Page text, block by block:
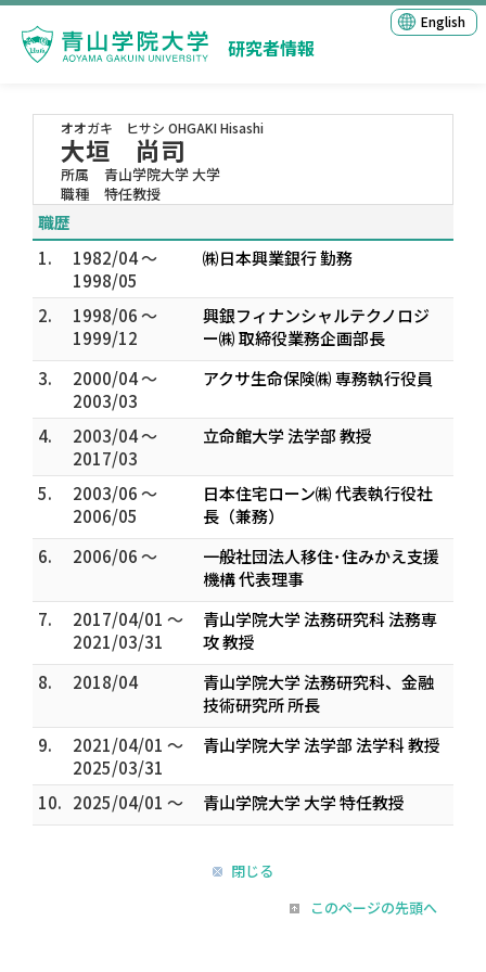
研究者情報
English
オオガキ ヒサシ OHGAKI Hisashi
大垣 尚司
所属
青山学院大学 大学
職種
特任教授
職歴
1.
1982/04 ～
1998/05
㈱日本興業銀行 勤務
2.
1998/06 ～
1999/12
興銀フィナンシャルテクノロジ
ー㈱ 取締役業務企画部長
3.
2000/04 ～
2003/03
アクサ生命保険㈱ 専務執行役員
4.
2003/04 ～
2017/03
立命館大学 法学部 教授
5.
2003/06 ～
2006/05
日本住宅ローン㈱ 代表執行役社
長（兼務）
6.
2006/06 ～
一般社団法人移住･住みかえ支援
機構 代表理事
7.
2017/04/01 ～
2021/03/31
青山学院大学 法務研究科 法務専
攻 教授
8.
2018/04
青山学院大学 法務研究科、金融
技術研究所 所長
9.
2021/04/01 ～
2025/03/31
青山学院大学 法学部 法学科 教授
10. 2025/04/01 ～ 青山学院大学 大学 特任教授
閉じる
このページの先頭へ